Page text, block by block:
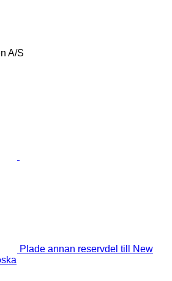
A/S
Plade annan reservdel till New